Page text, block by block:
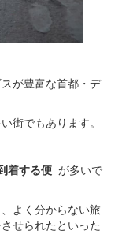
が豊富な首都・デ
街でもあります。
着する便 が多いで
よく分からない旅
せられたといった